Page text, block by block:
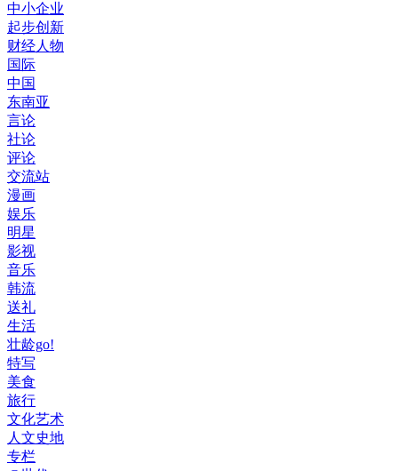
中小企业
起步创新
财经人物
国际
中国
东南亚
言论
社论
评论
交流站
漫画
娱乐
明星
影视
音乐
韩流
送礼
生活
壮龄go!
特写
美食
旅行
文化艺术
人文史地
专栏